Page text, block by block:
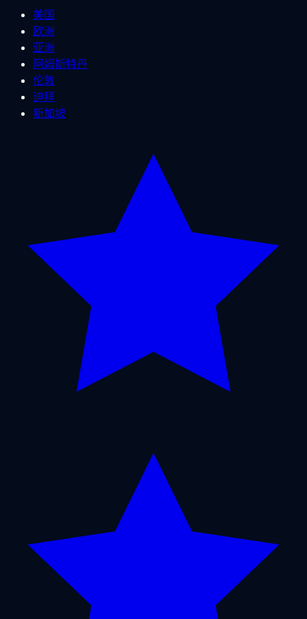
美国
欧洲
亚洲
阿姆斯特丹
伦敦
迪拜
新加坡